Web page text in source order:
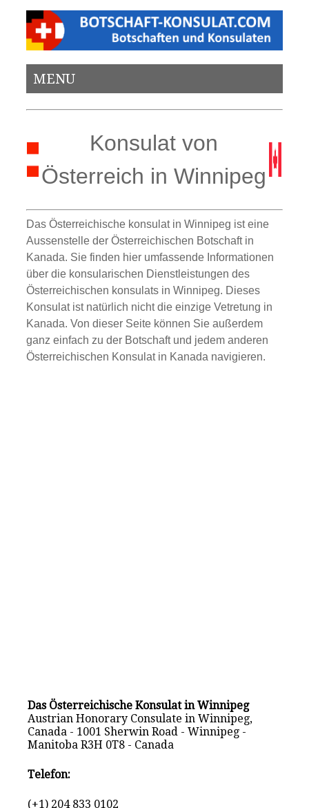
MENU
Konsulat von
Österreich in Winnipeg
Das Österreichische konsulat in Winnipeg ist eine
Aussenstelle der Österreichischen Botschaft in
Kanada. Sie finden hier umfassende Informationen
über die konsularischen Dienstleistungen des
Österreichischen konsulats in Winnipeg. Dieses
Konsulat ist natürlich nicht die einzige Vetretung in
Kanada. Von dieser Seite können Sie außerdem
ganz einfach zu der Botschaft und jedem anderen
Österreichischen Konsulat in Kanada navigieren.
Das Österreichische Konsulat in Winnipeg
Austrian Honorary Consulate in Winnipeg,
Canada - 1001 Sherwin Road - Winnipeg -
Manitoba R3H 0T8 - Canada
Telefon:
(+1) 204 833 0102